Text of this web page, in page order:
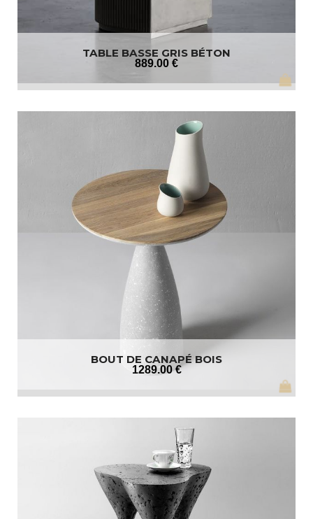
TABLE BASSE GRIS BÉTON
889.00 €
BOUT DE CANAPÉ BOIS
1289.00 €